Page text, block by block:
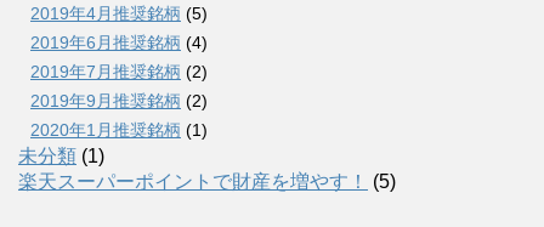
2019年4月推奨銘柄 (5)
2019年6月推奨銘柄 (4)
2019年7月推奨銘柄 (2)
2019年9月推奨銘柄 (2)
2020年1月推奨銘柄 (1)
未分類 (1)
楽天スーパーポイントで財産を増やす！
(5)